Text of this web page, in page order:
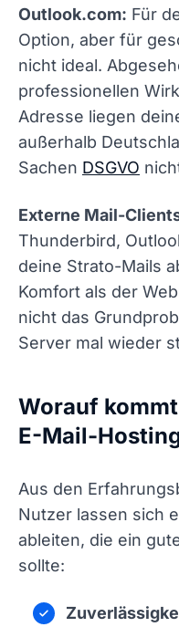
Outlook.com: Für
Option, aber für
nicht ideal.
professionellen
Adresse liegen
außerhalb
Sachen DSGVO
Externe Mail-
Thunderbird,
deine Strato-Mails
Komfort als der
nicht das
Server mal wieder
Worauf
E-Mail-
Aus den
Nutzer lassen sich
ableiten, die ein
sollte: